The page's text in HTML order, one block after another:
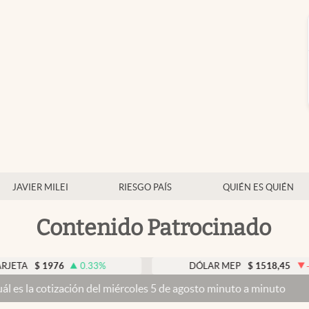
JAVIER MILEI RIESGO PAÍS QUIÉN ES QUIÉN
Contenido Patrocinado
0.33% 1518,45 -0.05%
miércoles 5 de agosto minuto a minuto